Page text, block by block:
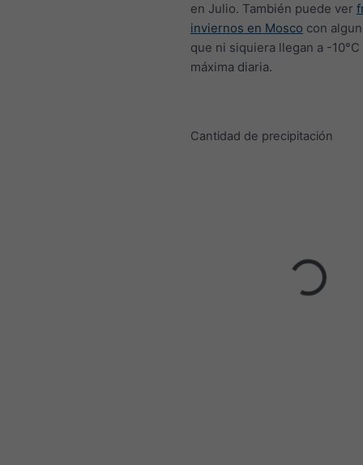
en Julio. También puede ver
inviernos en Mosco con
que ni siquiera llegan a -
máxima diaria.
Cantidad de precipitación